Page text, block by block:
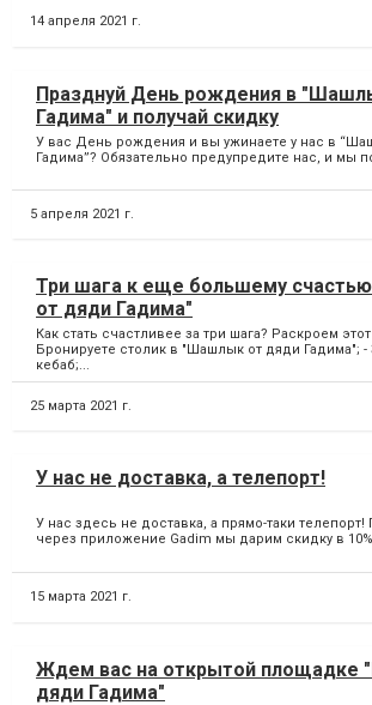
14 апреля 2021 г.
Празднуй День рождения в
Гадима" и получай скидку
У вас День рождения и вы ужинаете у нас в
Гадима”? Обязательно предупредите нас, и мы
5 апреля 2021 г.
Три шага к еще большему
от дяди Гадима"
Как стать счастливее за три шага? Раскроем
Бронируете столик в "Шашлык от дяди Гадима"; -
кебаб;...
25 марта 2021 г.
У нас не доставка, а телепорт!
У нас здесь не доставка, а прямо-таки телепорт!
через приложение Gadim мы дарим скидку в
15 марта 2021 г.
Ждем вас на открытой площадке
дяди Гадима"